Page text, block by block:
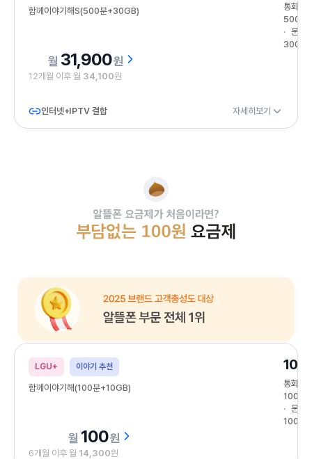
함께이야기해S(500분+30GB)
통화
500분
문자
300건
31,900원
12개월 이후 월 34,100원
인터넷+IPTV 결합 자세히보기
알뜰폰 요금제가 처음이라면? 부담없는 100원 요금제
2025 브랜드 고객충성도 대상 알뜰폰 부문 전체 1위
LGU+ 이야기 추천
함께이야기해(100분+10GB)
통화
100분
문자
100건
100원
6개월 이후 월 14,300원